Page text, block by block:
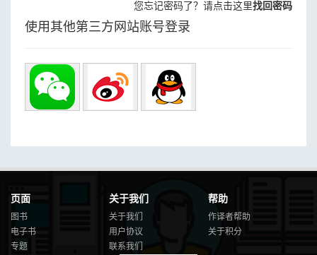
您忘记密码了？请点击这里找回密码
使用其他第三方网站账号登录
页面
图书
电子书
专题
关于我们
关于我们
用户协议
联系我们
帮助
作译者帮助
关于积分